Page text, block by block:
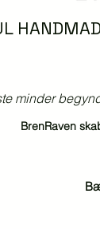
minder
BrenRaven